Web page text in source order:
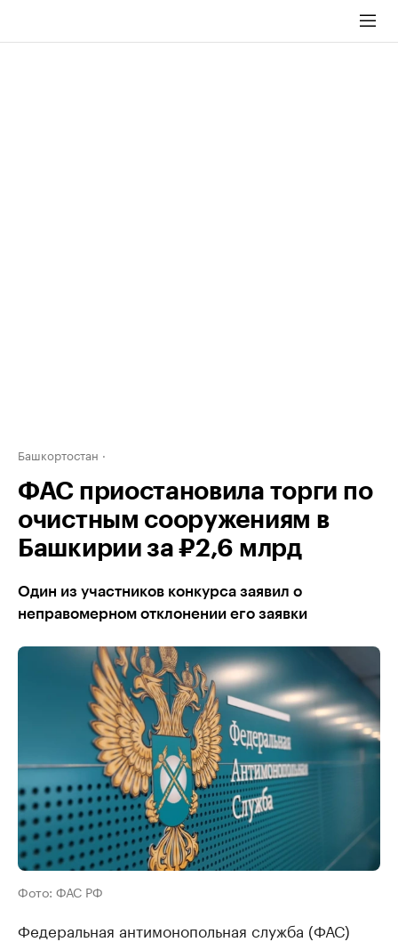
Башкортостан
ФАС приостановила торги по
очистным сооружениям в
Башкирии за ₽2,6 млрд
Один из участников конкурса заявил о
неправомерном отклонении его заявки
Фото: ФАС РФ
Федеральная антимонопольная служба (ФАС)